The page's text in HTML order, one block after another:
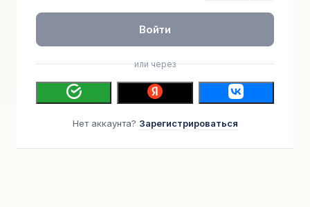
Войти
или через
Нет аккаунта? Зарегистрироваться